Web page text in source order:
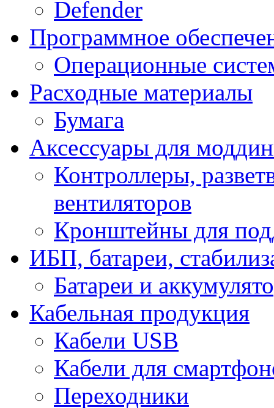
Defender
Программное
Операционные
Расходные материалы
Бумага
Аксессуары для
Контроллеры,
вентиляторов
Кронштейны для
ИБП, батареи,
Батареи и
Кабельная продукция
Кабели USB
Кабели для
Переходники